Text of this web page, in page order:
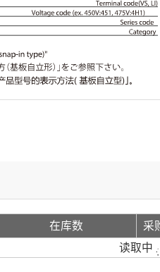
在库数
采
读取中